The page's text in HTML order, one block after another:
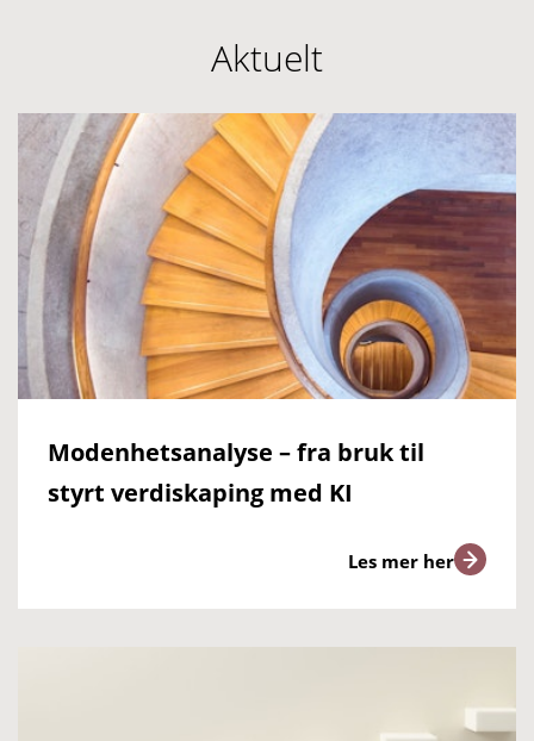
Aktuelt
Modenhetsanalyse – fra bruk til
styrt verdiskaping med KI
Les mer her